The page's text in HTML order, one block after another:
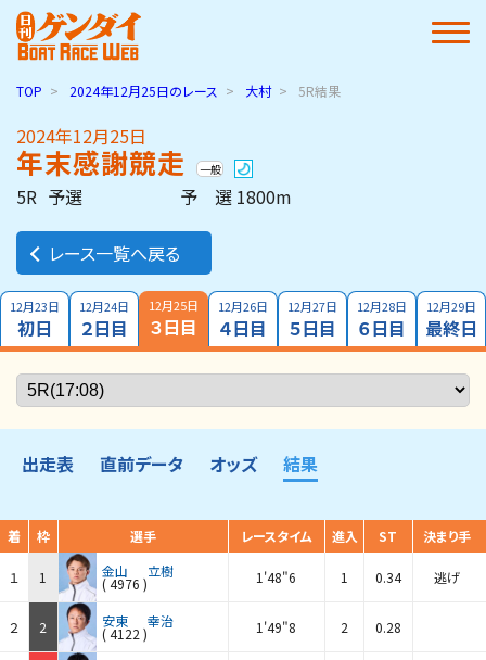
TOP 2024年12月25日のレース 大村 5R結果
2024年12月25日
年末感謝競走 一般
5R 予選 予 選 1800m
レース一覧へ戻る
12月23日
初日
12月24日
２日目
12月25日
３日目
12月26日
４日目
12月27日
５日目
12月28日
６日目
12月29日
最終日
出走表 直前データ オッズ 結果
着 枠 選手 レースタイム 進入 ST 決まり手
１ 1 金山 立樹
(4976 ) 1'48"6 1 0.34 逃げ
２ 2 安東 幸治
(4122 ) 1'49"8 2 0.28